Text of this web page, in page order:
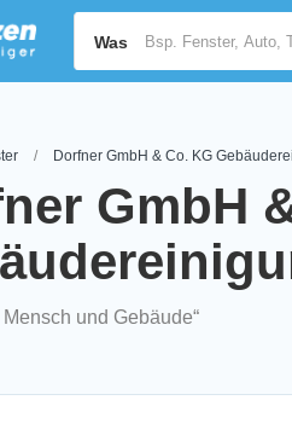
Was
Dorfner GmbH & Co. KG
GmbH
Mensch und Gebäude“